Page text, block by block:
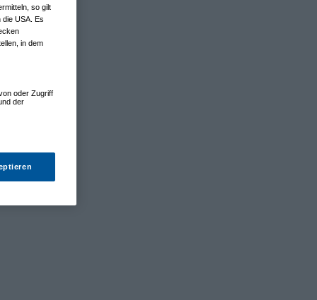
so gilt
die USA. Es
in dem
oder Zugriff
der